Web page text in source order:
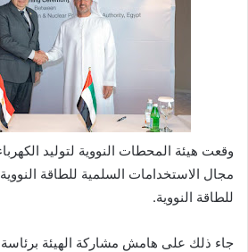
وقعت هيئة المحطات النووية لتوليد
مجال الاستخدامات السلمية للطاقة
للطاقة النووية.
جاء ذلك على هامش مشاركة الهيئة برئاسة